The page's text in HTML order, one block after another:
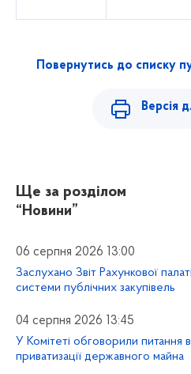
Повернутись до списку
Версія
Ще за розділом
“Новини”
06 серпня 2026 13:00
Заслухано Звіт Рахункової
системи публічних закупівель
04 серпня 2026 13:45
У Комітеті обговорили
приватизації державного майна